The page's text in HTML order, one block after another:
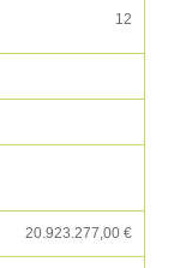
12
20.923.277,00 €